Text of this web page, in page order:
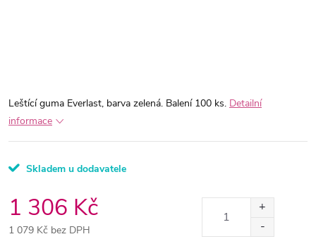
Leštící guma Everlast, barva zelená. Balení 100 ks. Detailní
informace
Skladem u dodavatele
1 306 Kč
1 079 Kč bez DPH